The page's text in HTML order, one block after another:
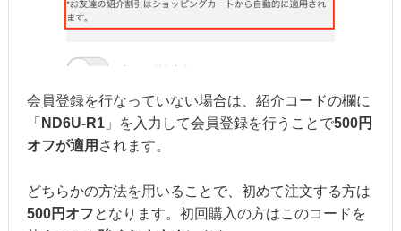
会員登録を行なっていない場合は、紹介コードの欄に
「 ND6U-R1 」を入力して会員登録を行うことで500円
オフが適用 されます。
どちらかの方法を用いることで、初めて注文する方は
500円オフとなります。初回購入の方はこのコードを